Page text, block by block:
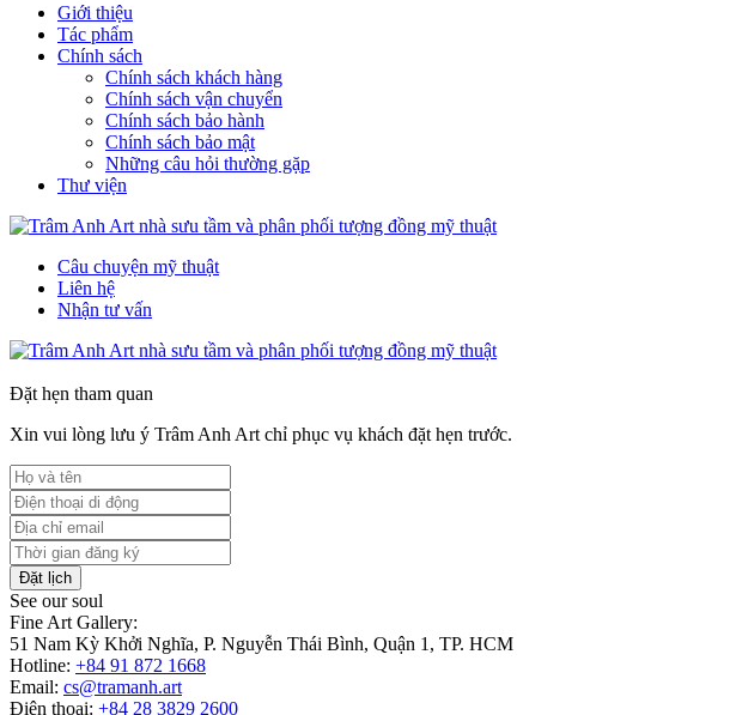
Giới thiệu
Tác phẩm
Chính sách
Chính sách khách hàng
Chính sách vận chuyển
Chính sách bảo hành
Chính sách bảo mật
Những câu hỏi thường gặp
Thư viện
Câu chuyện mỹ thuật
Liên hệ
Nhận tư vấn
Đặt hẹn tham quan
Xin vui lòng lưu ý Trâm Anh Art chỉ phục vụ khách đặt hẹn trước.
Đặt lịch
See our soul
Fine Art Gallery:
51 Nam Kỳ Khởi Nghĩa, P. Nguyễn Thái Bình, Quận 1, TP. HCM
Hotline: +84 91 872 1668
Email: cs@tramanh.art
Điện thoại: +84 28 3829 2600